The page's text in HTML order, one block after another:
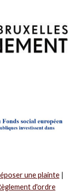
une plainte|
d'ordre